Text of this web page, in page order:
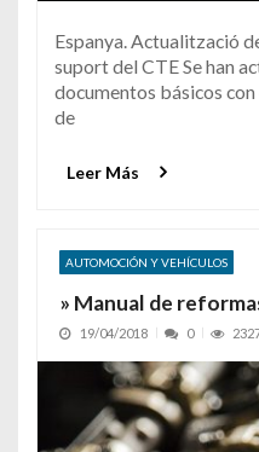
Espanya. Actualització
suport del CTE Se han
documentos básicos
de
Leer Más
AUTOMOCIÓN Y VEHÍCULOS
» Manual de
19/04/2018 0